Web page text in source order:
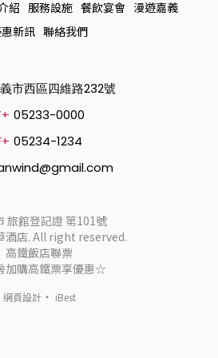
紹 服務設施 餐飲宴會 漫遊嘉義
新訊 聯絡我們
市西區四維路232號
05233-0000
05234-1234
旅館登記證 第101號
酒店. All right reserved.
高鐵飯店聯票
加購高鐵票享優惠☆
網頁設計‧ iBest